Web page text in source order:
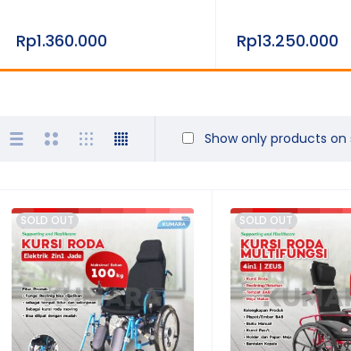
Rp1.360.000 Rp13.250.000
Show only products on
SOLD OUT SOLD OUT